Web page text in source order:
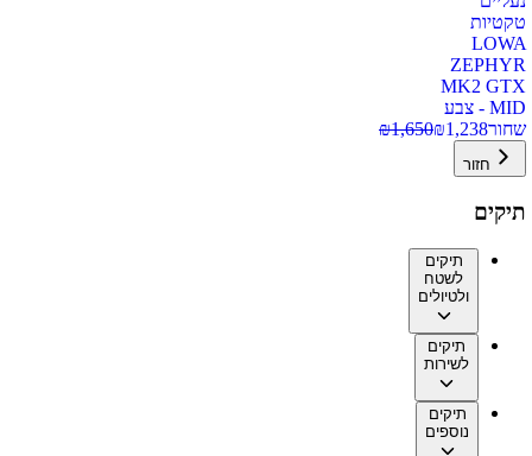
טקטיות
LOWA
ZEPHYR
MK2 GTX
MID - צבע
שחור
₪1,238
₪1,650
חזור
תיקים
תיקים
לשטח
ולטיולים
תיקים
לשירות
תיקים
נוספים